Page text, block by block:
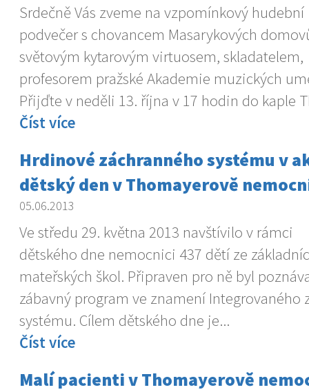
Srdečně Vás zveme na vzpomínkový hudební
podvečer s chovancem Masarykových
světovým kytarovým virtuosem, skladatelem,
profesorem pražské Akademie muzických
Přijďte v neděli 13. října v 17 hodin do kaple
Číst více
Hrdinové záchranného systému v
dětský den v Thomayerově
05.06.2013
Ve středu 29. května 2013 navštívilo v rámci
dětského dne nemocnici 437 dětí ze
mateřských škol. Připraven pro ně byl
zábavný program ve znamení Integrovaného
systému. Cílem dětského dne je...
Číst více
Malí pacienti v Thomayerově